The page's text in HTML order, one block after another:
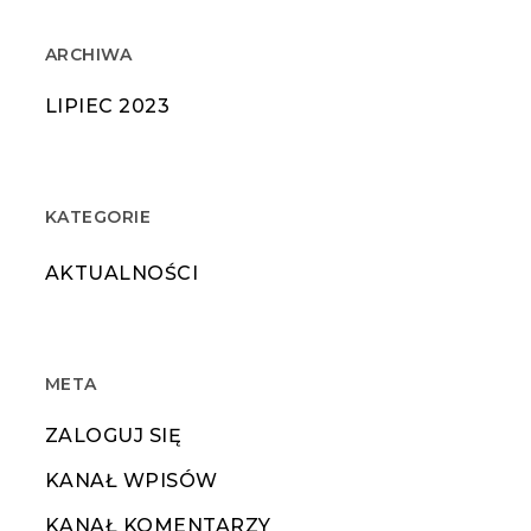
ARCHIWA
LIPIEC 2023
KATEGORIE
AKTUALNOŚCI
META
ZALOGUJ SIĘ
KANAŁ WPISÓW
KANAŁ KOMENTARZY